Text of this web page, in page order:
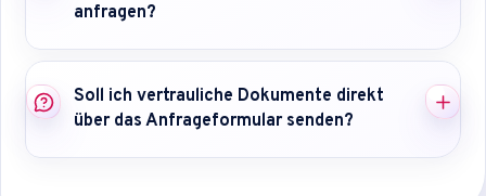
anfragen?
Soll ich vertrauliche Dokumente direkt
über das Anfrageformular senden?